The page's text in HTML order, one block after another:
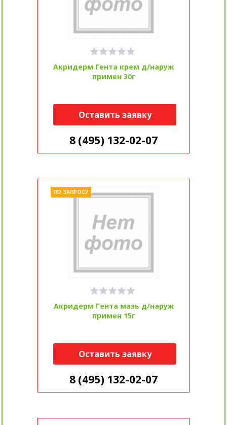
Акридерм Гента крем д/наруж
примен 30г
Оставить заявку
8 (495) 132-02-07
Акридерм Гента мазь д/наруж
примен 15г
ПО ЗАПРОСУ
Оставить заявку
8 (495) 132-02-07